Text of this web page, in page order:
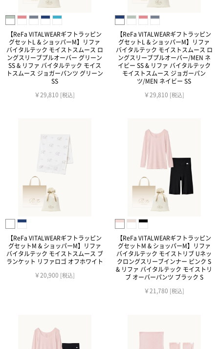
【ReFa VITALWEARギフトラッピン
グセットL & ショッパーM】リファ
バイタルテック モイストスムース ロ
ングスリーブプルオーバー グリーン
SS & リファ バイタルテック モイス
トスムース ジョガーパンツ グリーン
SS
￥29,810 [税込]
【ReFa VITALWEARギフトラッピン
グセットL & ショッパーM】リファ
バイタルテック モイストスムース ロ
ングスリーブプルオーバー/MEN ネ
イビー SS & リファ バイタルテック
モイストスムース ジョガーパン
ツ/MEN ネイビー SS
￥29,810 [税込]
【ReFa VITALWEARギフトラッピン
グセットM & ショッパーM】リファ
バイタルテック モイストスムース ブ
ランケット リファロゴ オフホワイト
￥20,900 [税込]
【ReFa VITALWEARギフトラッピン
グセットM & ショッパーM】リファ
バイタルテック モイストリブ Uネッ
クロングスリーブインナー ピンク S
& リファ バイタルテック モイストリ
ブ オーバーパンツ ブラック S
￥21,780 [税込]